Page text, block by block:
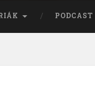
PODCAST